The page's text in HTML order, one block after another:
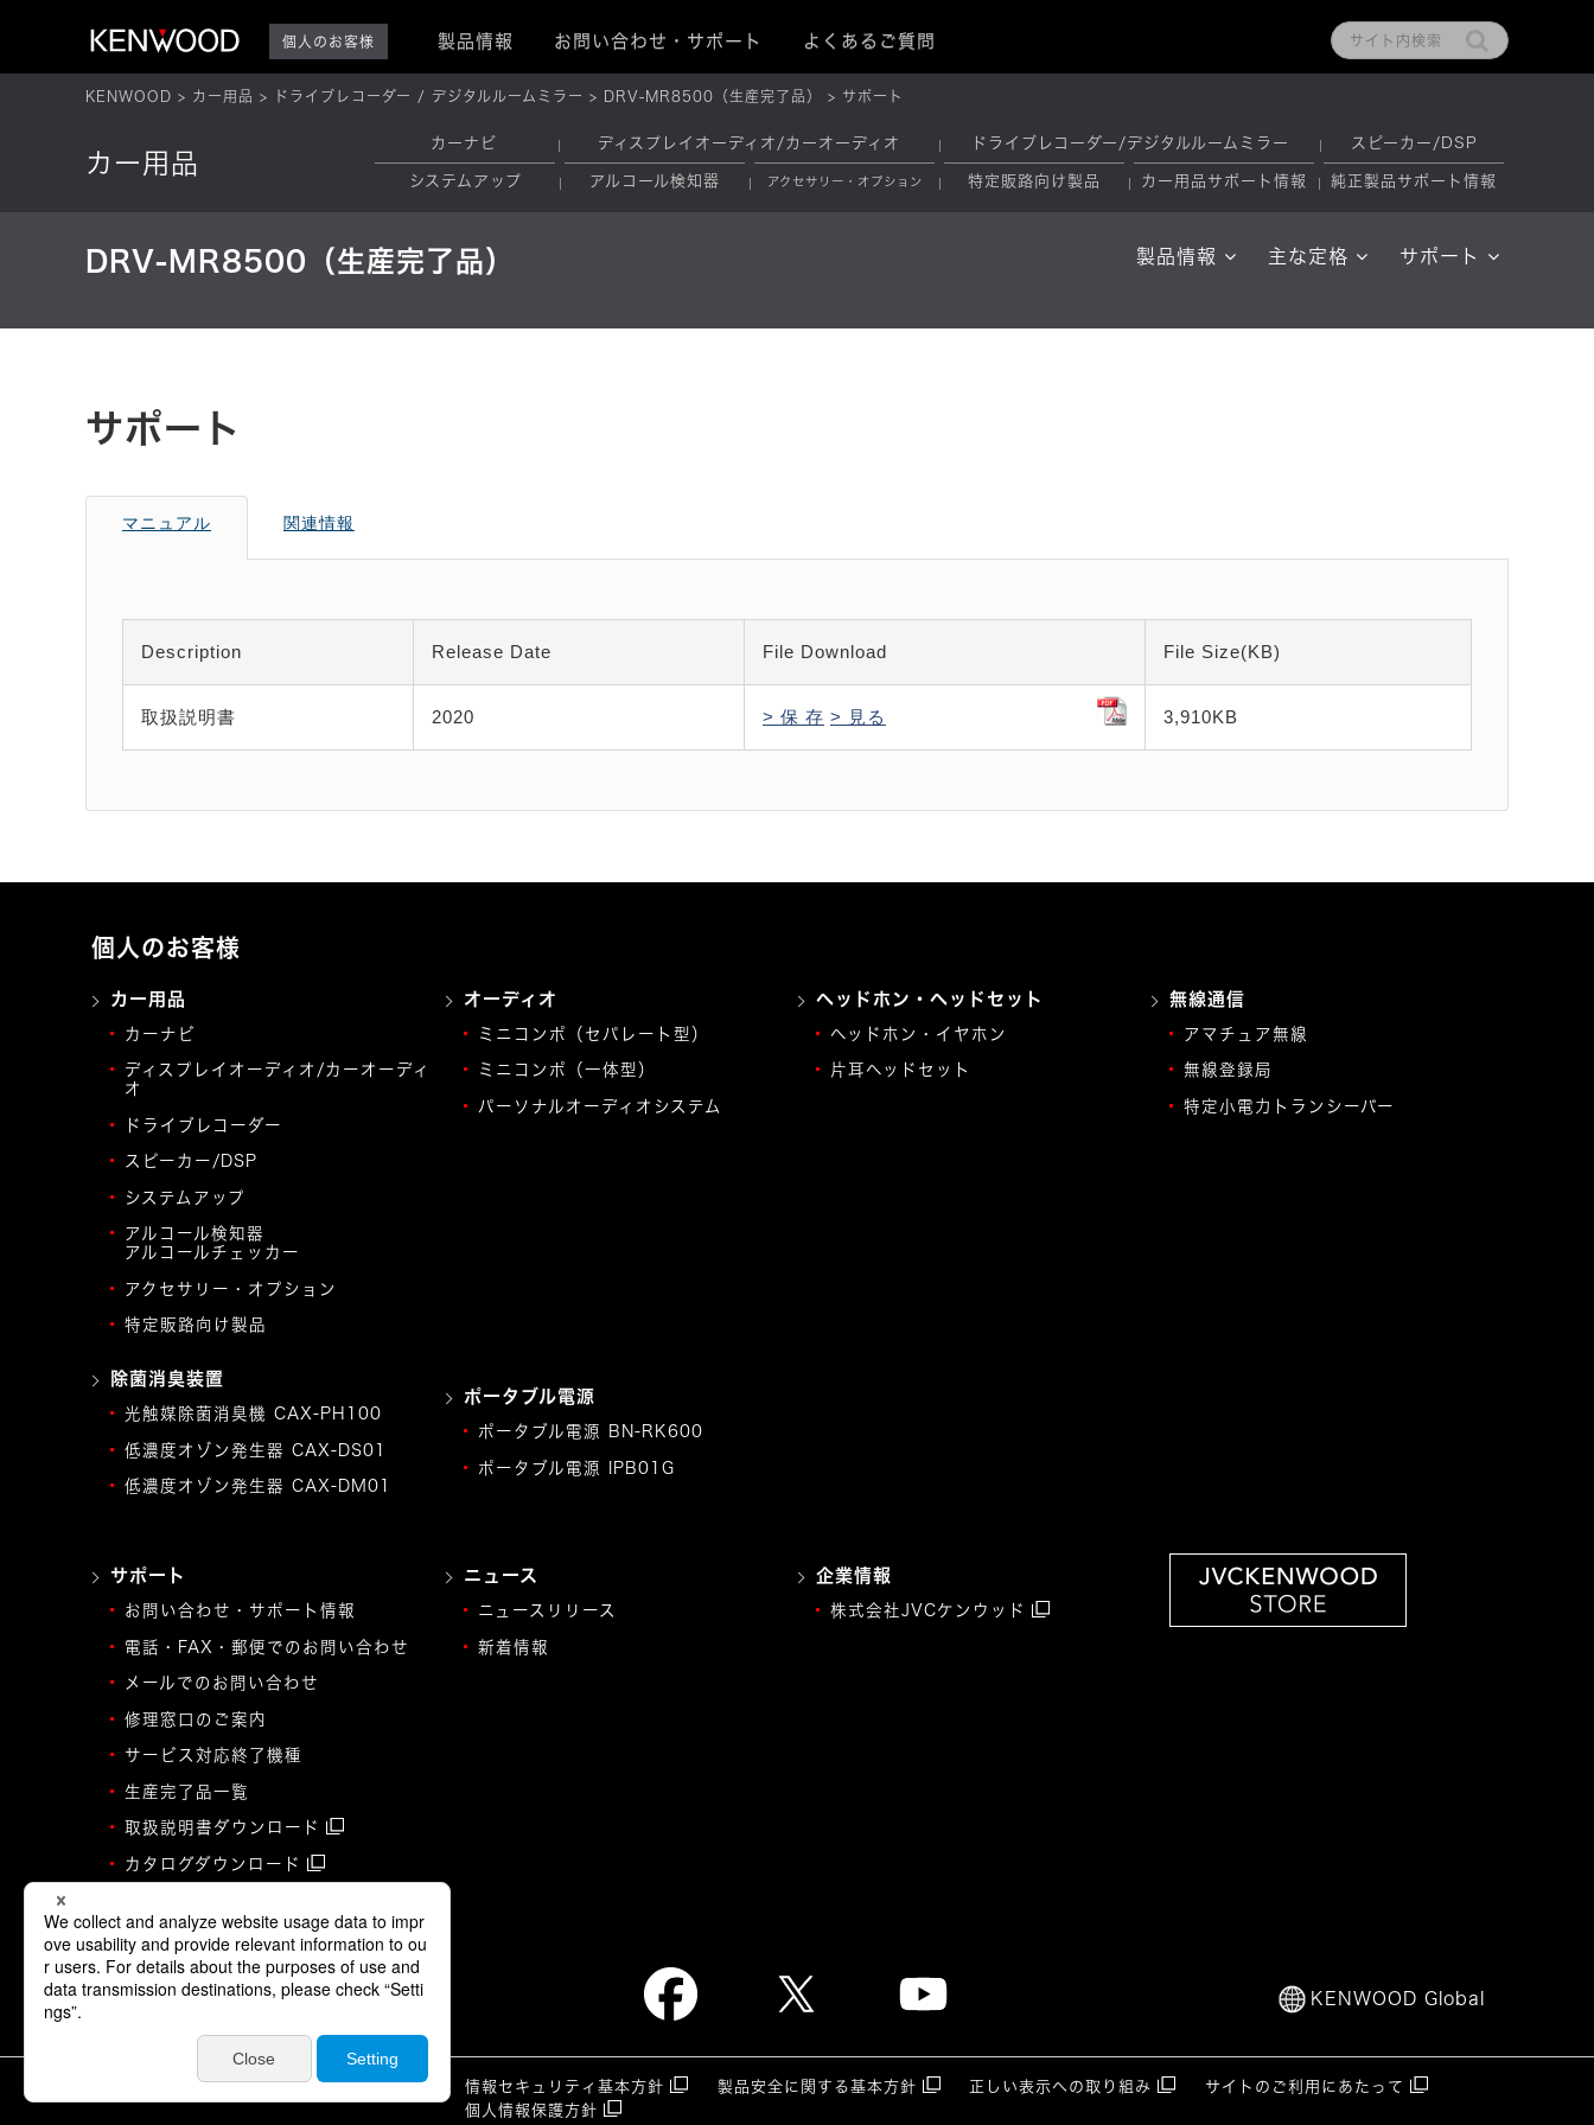
個人のお客様 製品情報 お問い合わせ・サポート よくあるご質問
KENWOOD カー用品 ドライブレコーダー / デジタルルームミラー DRV-MR8500（生産完了品） サポート
カー用品
カーナビ ディスプレイオーディオ/カーオーディオ ドライブレコーダー/デジタルルームミラー スピーカー/DSP
システムアップ アルコール検知器 アクセサリー・オプション 特定販路向け製品 カー用品サポート情報 純正製品サポート情報
DRV-MR8500（生産完了品） 製品情報 主な定格 サポート
サポート
マニュアル 関連情報
Description Release Date File Download File Size(KB)
取扱説明書 2020 > 保 存 > 見る 3,910KB
個人のお客様
カー用品
カーナビ
ディスプレイオーディオ/カーオーディ
オ
ドライブレコーダー
スピーカー/DSP
システムアップ
アルコール検知器
アルコールチェッカー
アクセサリー・オプション
特定販路向け製品
オーディオ
ミニコンポ（セパレート型）
ミニコンポ（一体型）
パーソナルオーディオシステム
ヘッドホン・ヘッドセット
ヘッドホン・イヤホン
片耳ヘッドセット
無線通信
アマチュア無線
無線登録局
特定小電力トランシーバー
除菌消臭装置
光触媒除菌消臭機 CAX-PH100
低濃度オゾン発生器 CAX-DS01
低濃度オゾン発生器 CAX-DM01
ポータブル電源
ポータブル電源 BN-RK600
ポータブル電源 IPB01G
サポート
お問い合わせ・サポート情報
電話・FAX・郵便でのお問い合わせ
メールでのお問い合わせ
修理窓口のご案内
サービス対応終了機種
生産完了品一覧
取扱説明書ダウンロード
カタログダウンロード
ニュース
ニュースリリース
新着情報
企業情報
株式会社JVCケンウッド
KENWOOD Global
©JVCKENWOOD Corporation 情報セキュリティ基本方針 製品安全に関する基本方針 正しい表示への取り組み
サイトのご利用にあたって
個人情報保護方針